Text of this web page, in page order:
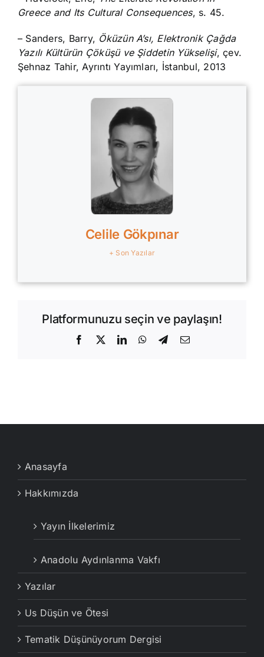
Greece and Its Cultural Consequences, s. 45.
– Sanders, Barry, Öküzün A’sı, Elektronik Çağda
Yazılı Kültürün Çöküşü ve Şiddetin Yükselişi, çev.
Şehnaz Tahir, Ayrıntı Yayımları, İstanbul, 2013
Celile Gökpınar
+ Son Yazılar
Platformunuzu seçin ve paylaşın!
Facebook
X LinkedInWhatsApp
Telegram
E-
Anasayfa
Hakkımızda
Yayın İlkelerimiz
Anadolu Aydınlanma Vakfı
Yazılar
Us Düşün ve Ötesi
Tematik Düşünüyorum Dergisi